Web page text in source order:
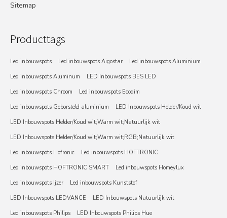
Sitemap
Producttags
Led inbouwspots Led inbouwspots Aigostar
Led inbouwspots Aluminium
Led inbouwspots Aluminum
LED Inbouwspots BES LED
Led inbouwspots Chroom
Led inbouwspots Ecodim
Led inbouwspots Geborsteld aluminium
LED Inbouwspots Helder/Koud wit
LED Inbouwspots Helder/Koud wit;Warm wit;Natuurlijk wit
LED Inbouwspots Helder/Koud wit;Warm wit;RGB;Natuurlijk wit
Led inbouwspots Hofronic
Led inbouwspots HOFTRONIC
Led inbouwspots HOFTRONIC SMART
Led inbouwspots Homeylux
Led inbouwspots Ijzer
Led inbouwspots Kunststof
LED Inbouwspots LEDVANCE
LED Inbouwspots Natuurlijk wit
Led inbouwspots Philips
LED Inbouwspots Philips Hue